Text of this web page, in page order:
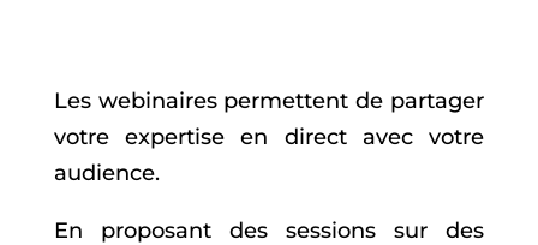
Les webinaires permettent de partager
votre expertise en direct avec votre
audience.
En proposant des sessions sur des